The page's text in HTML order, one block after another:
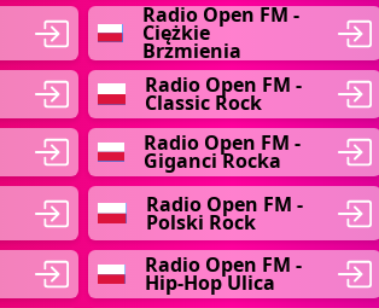
Radio Open FM -
Ciężkie
Brzmienia
Radio Open FM -
Classic Rock
Radio Open FM -
Giganci Rocka
Radio Open FM -
Polski Rock
Radio Open FM -
Hip-Hop Ulica